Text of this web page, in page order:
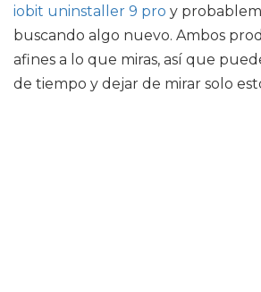
iobit uninstaller 9 pro y
buscando algo nuevo. Ambos
afines a lo que miras, así que
de tiempo y dejar de mirar solo